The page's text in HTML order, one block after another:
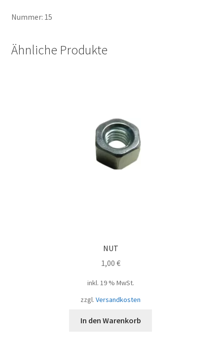
Nummer: 15
Ähnliche Produkte
NUT
1,00 €
inkl. 19 % MwSt.
zzgl. Versandkosten
In den Warenkorb